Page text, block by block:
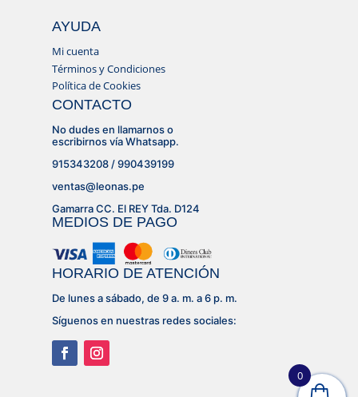
AYUDA
Mi cuenta
Términos y Condiciones
Política de Cookies
CONTACTO
No dudes en llamarnos o
escribirnos vía Whatsapp.
915343208 / 990439199
ventas@leonas.pe
Gamarra CC. El REY Tda. D124
MEDIOS DE PAGO
HORARIO DE ATENCIÓN
De lunes a sábado, de 9 a. m. a 6 p. m.
Síguenos en nuestras redes sociales:
0